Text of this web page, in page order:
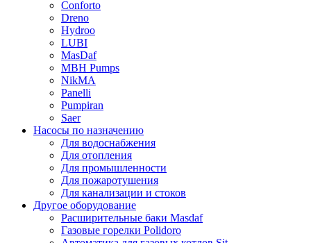
Conforto
Dreno
Hydroo
LUBI
MasDaf
MBH Pumps
NikMA
Panelli
Pumpiran
Saer
Насосы по назначению
Для водоснабжения
Для отопления
Для промышленности
Для пожаротушения
Для канализации и стоков
Другое оборудование
Расширительные баки Masdaf
Газовые горелки Polidoro